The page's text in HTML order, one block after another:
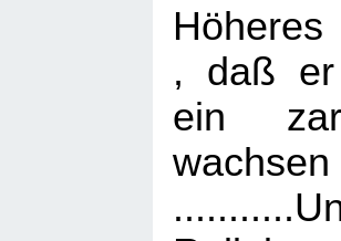
, daß er
ein